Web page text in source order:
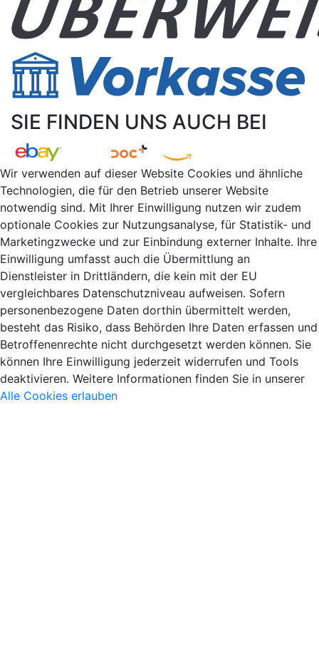
SIE FINDEN UNS AUCH BEI
Wir verwenden auf dieser Website Cookies und ähnliche
Technologien, die für den Betrieb unserer Website
notwendig sind. Mit Ihrer Einwilligung nutzen wir zudem
optionale Cookies zur Nutzungsanalyse, für Statistik- und
Marketingzwecke und zur Einbindung externer Inhalte. Ihre
Einwilligung umfasst auch die Übermittlung an
Dienstleister in Drittländern, die kein mit der EU
vergleichbares Datenschutzniveau aufweisen. Sofern
personenbezogene Daten dorthin übermittelt werden,
besteht das Risiko, dass Behörden Ihre Daten erfassen und
Betroffenenrechte nicht durchgesetzt werden können. Sie
können Ihre Einwilligung jederzeit widerrufen und Tools
deaktivieren. Weitere Informationen finden Sie in unserer
Alle Cookies erlauben